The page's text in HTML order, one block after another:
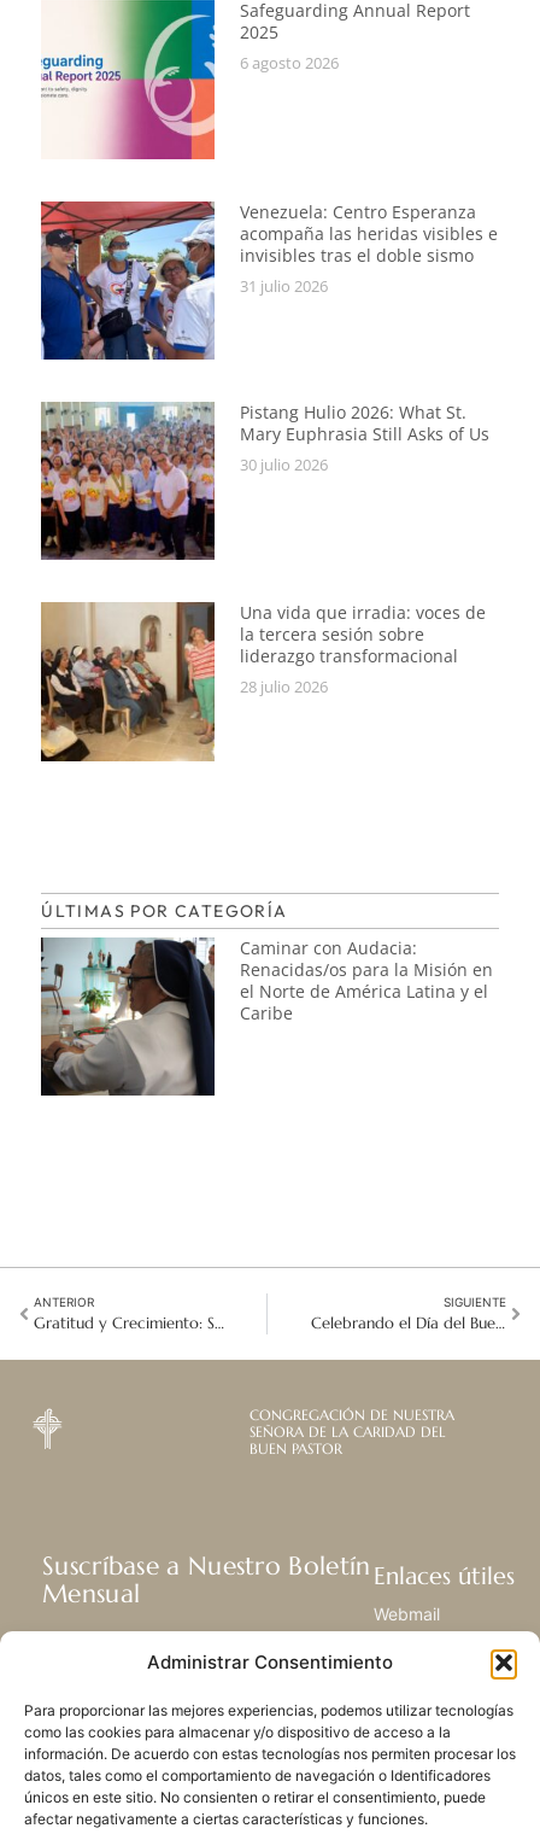
Administrar Consentimiento
Para proporcionar las mejores experiencias, podemos utilizar tecnologías
como las cookies para almacenar y/o dispositivo de acceso a la
información. De acuerdo con estas tecnologías nos permiten procesar los
datos, tales como el comportamiento de navegación o Identificadores
únicos en este sitio. No consienten o retirar el consentimiento, puede
afectar negativamente a ciertas características y funciones.
Safeguarding Annual Report
2025
6 agosto 2026
Venezuela: Centro Esperanza
acompaña las heridas visibles e
invisibles tras el doble sismo
31 julio 2026
Pistang Hulio 2026: What St.
Mary Euphrasia Still Asks of Us
30 julio 2026
Una vida que irradia: voces de
la tercera sesión sobre
liderazgo transformacional
28 julio 2026
ÚLTIMAS POR CATEGORÍA
Caminar con Audacia:
Renacidas/os para la Misión en
el Norte de América Latina y el
Caribe
ANTERIOR
Gratitud y Crecimiento: Seis Décadas de la Misión del Buen Pastor en Corea
SIGUIENTE
Celebrando el Día del Buen Pastor: Unidos por la justicia. Escuchando con compasión. Respondiendo con amor.
CONGREGACIÓN DE NUESTRA
SEÑORA DE LA CARIDAD DEL
BUEN PASTOR
Suscríbase a Nuestro Boletín
Mensual
Recibir las últimas noticias acerca de
nuestra vida, la misión y ministerios de
SUSCRIBIRSE
Enlaces útiles
Webmail
Centro de Recursos
Mapa del sitio